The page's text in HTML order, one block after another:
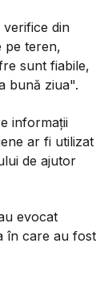
verifice din
pe teren,
sunt fiabile,
bună ziua".
informaţii
ar fi utilizat
de ajutor
evocat
în care au fost